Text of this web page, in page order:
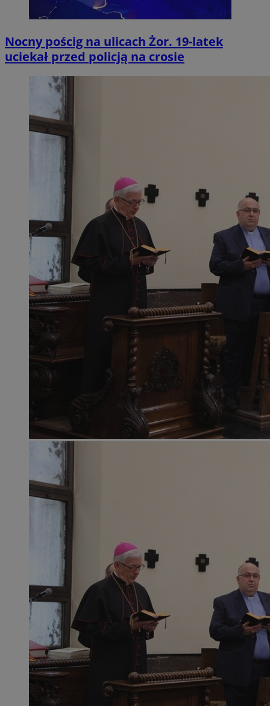
Nocny pościg na ulicach Żor. 19-latek
uciekał przed policją na crosie